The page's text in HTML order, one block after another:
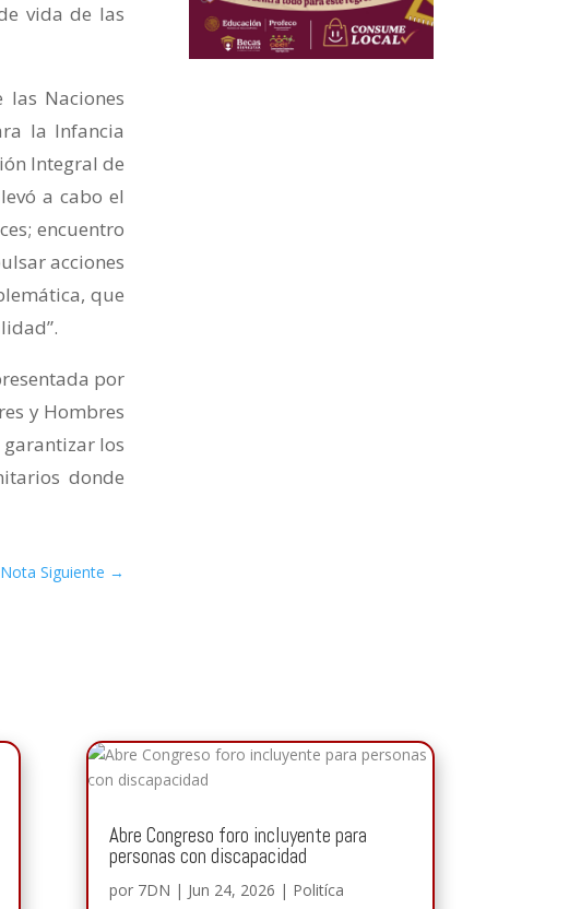
vida de las
Naciones
la Infancia
Integral de
a cabo el
encuentro
acciones
que
por
y Hombres
los
donde
Nota Siguiente →
Abre Congreso foro incluyente para
personas con discapacidad
por 7DN | Jun 24, 2026 | Politíca